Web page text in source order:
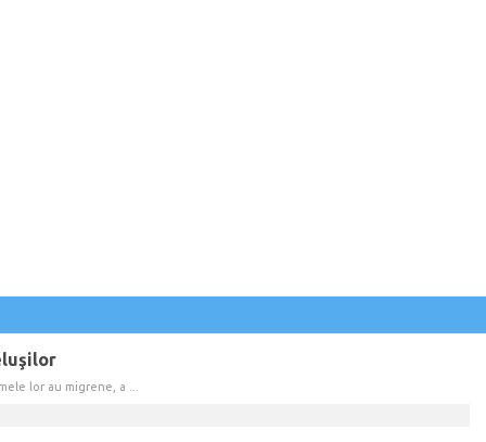
lor au migrene, a ...